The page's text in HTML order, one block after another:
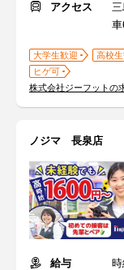
アクセス
大学生歓迎 高校
ヒゲ可
株式会社ジーフットの
ノジマ 長泉店
給与